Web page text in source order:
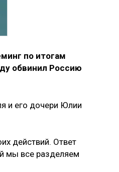
по итогам
обвинил Россию
и его дочери Юлии
действий. Ответ
мы все разделяем